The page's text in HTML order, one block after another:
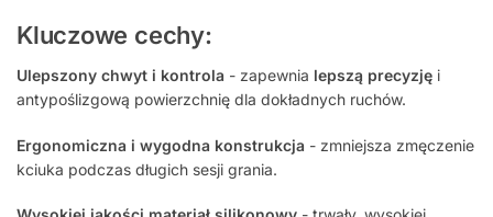
Kluczowe cechy:
Ulepszony chwyt i kontrola - zapewnia lepszą precyzję i
antypoślizgową powierzchnię dla dokładnych ruchów.
Ergonomiczna i wygodna konstrukcja - zmniejsza zmęczenie
kciuka podczas długich sesji grania.